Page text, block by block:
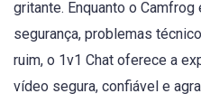
gritante. Enquanto o
segurança, problemas
ruim, o 1v1 Chat oferece a
vídeo segura, confiável e